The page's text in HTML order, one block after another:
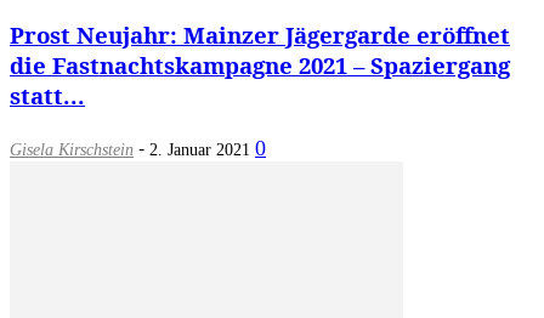
Prost Neujahr: Mainzer Jägergarde eröffnet
die Fastnachtskampagne 2021 – Spaziergang
statt...
Gisela Kirschstein - 2. Januar 2021 0